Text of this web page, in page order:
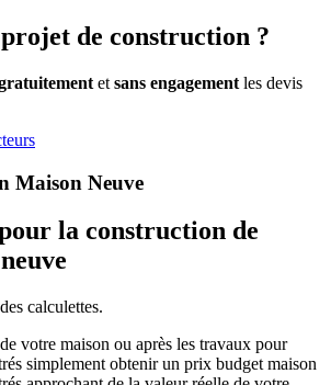
de construction ?
et sans engagement les devis
Maison Neuve
la construction de
calculettes.
votre maison ou après les travaux pour
simplement obtenir un prix budget maison